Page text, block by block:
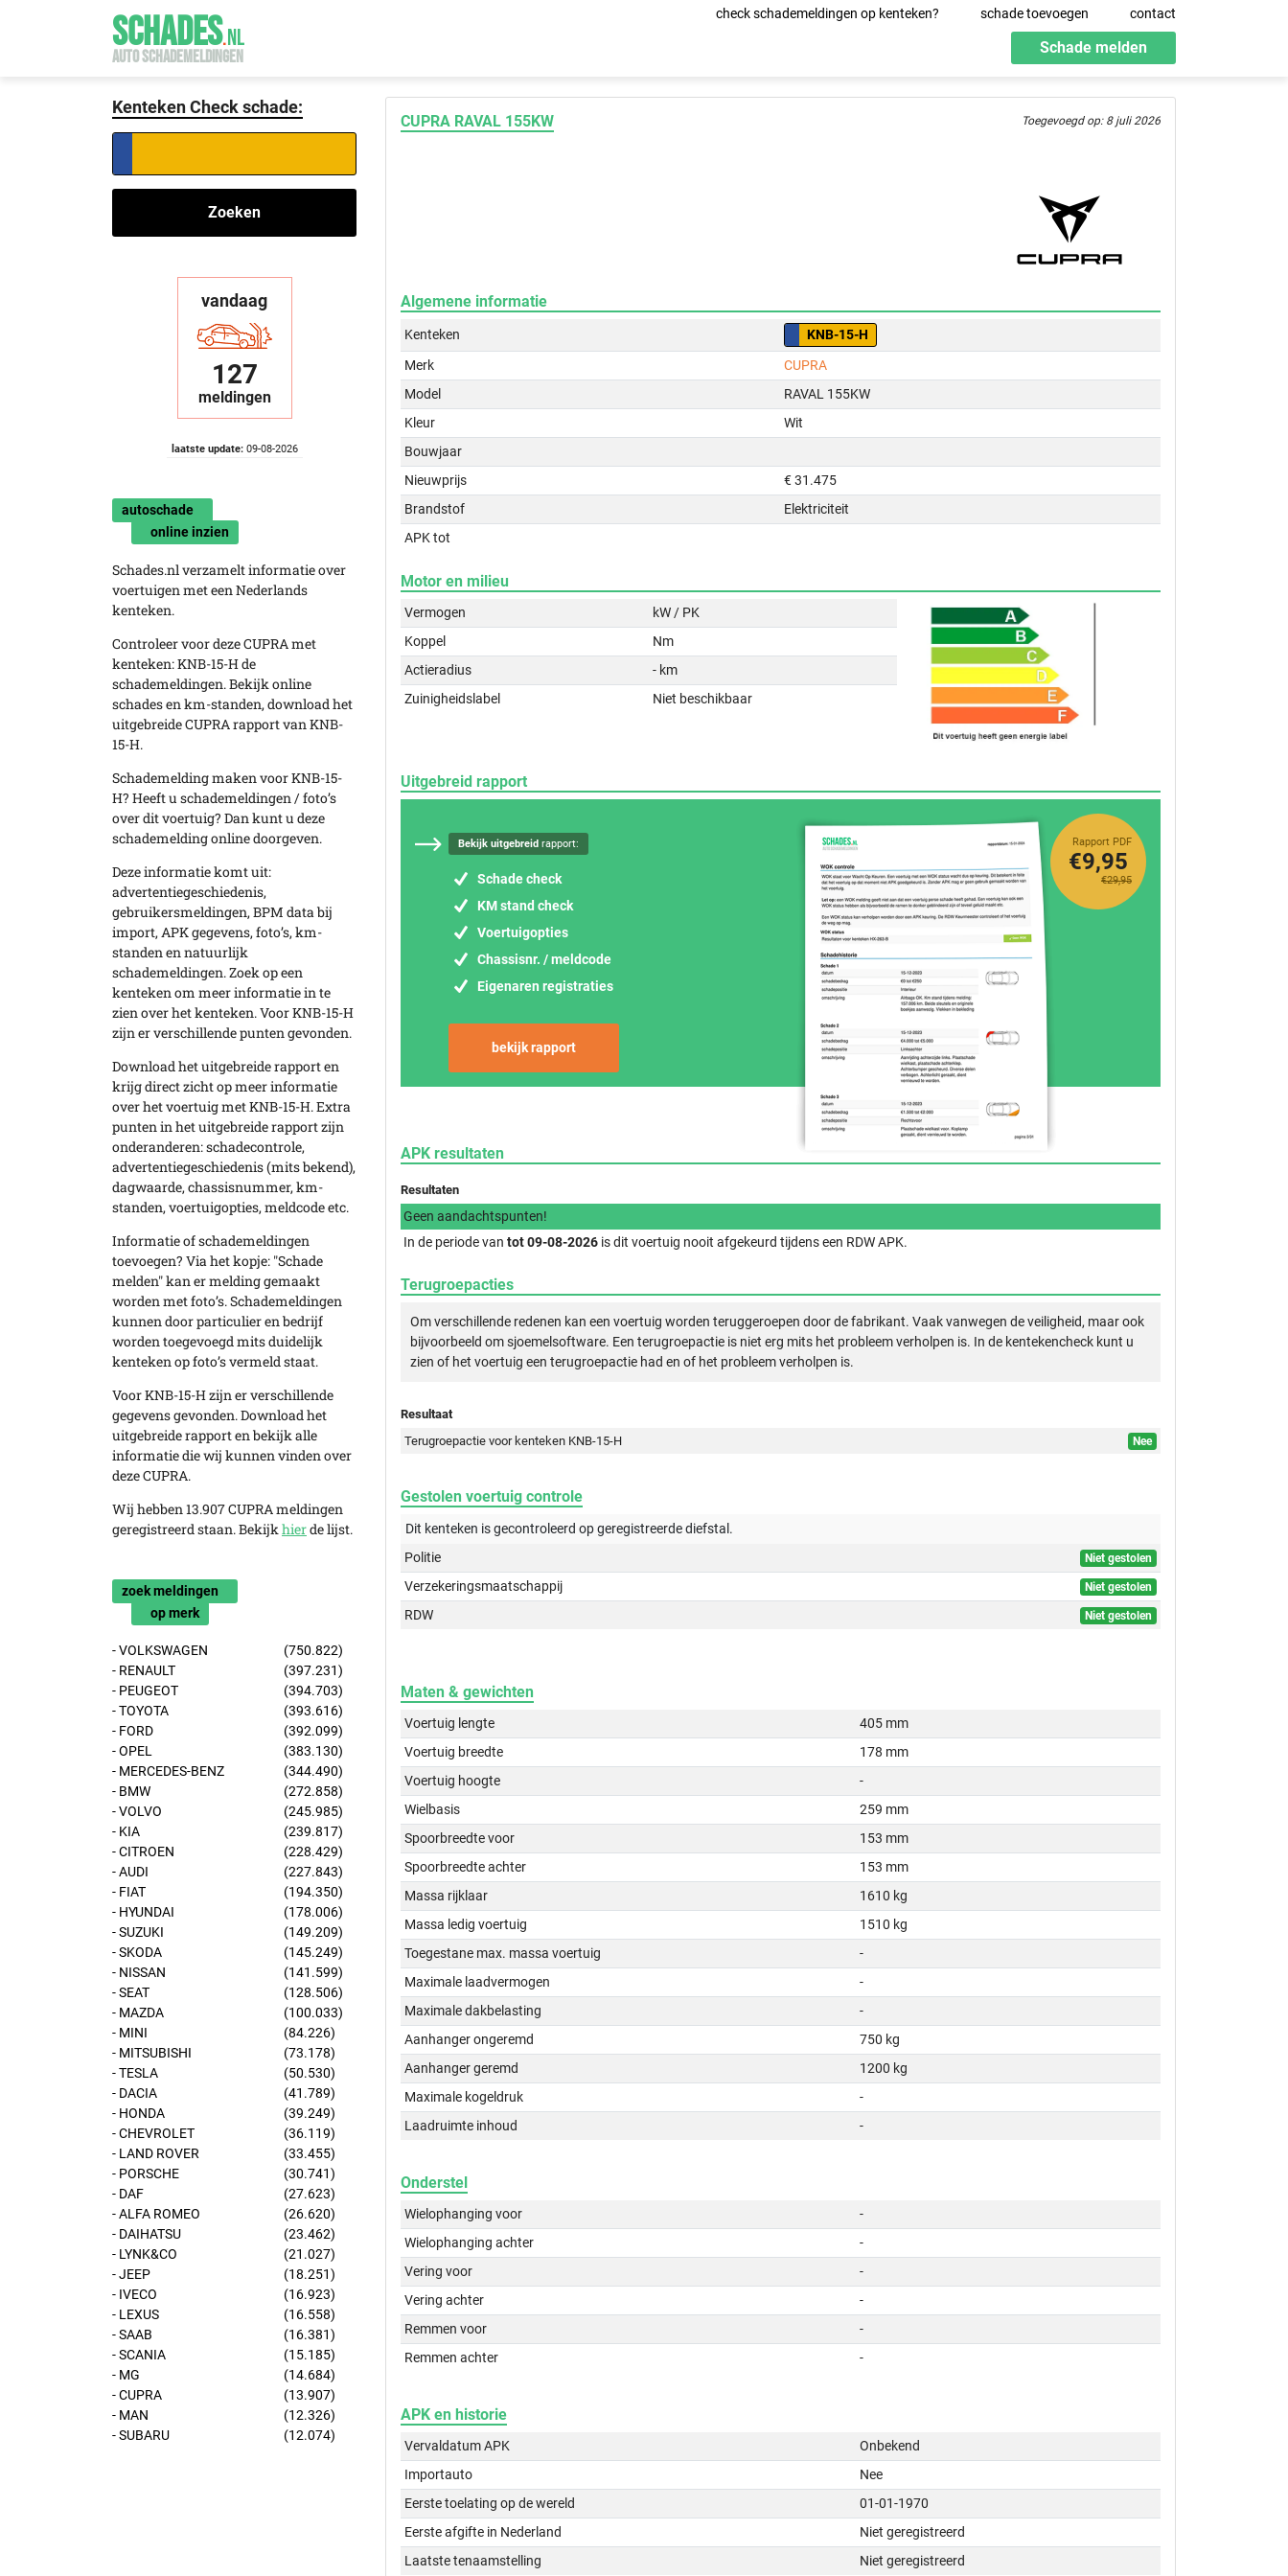
SCHADES.NL
AUTO SCHADEMELDINGEN
check schademeldingen op kenteken? schade toevoegen contact
Schade melden
Kenteken Check schade:
Zoeken
vandaag
127
meldingen
laatste update:09-08-2026
autoschade
online inzien
Schades.nl verzamelt informatie over
voertuigen met een Nederlands
kenteken.
Controleer voor deze CUPRA met
kenteken: KNB-15-H de
schademeldingen. Bekijk online
schades en km-standen, download het
uitgebreide CUPRA rapport van KNB-
15-H.
Schademelding maken voor KNB-15-
H? Heeft u schademeldingen / foto’s
over dit voertuig? Dan kunt u deze
schademelding online doorgeven.
Deze informatie komt uit:
advertentiegeschiedenis,
gebruikersmeldingen, BPM data bij
import, APK gegevens, foto’s, km-
standen en natuurlijk
schademeldingen. Zoek op een
kenteken om meer informatie in te
zien over het kenteken. Voor KNB-15-H
zijn er verschillende punten gevonden.
Download het uitgebreide rapport en
krijg direct zicht op meer informatie
over het voertuig met KNB-15-H. Extra
punten in het uitgebreide rapport zijn
onderanderen: schadecontrole,
advertentiegeschiedenis (mits bekend),
dagwaarde, chassisnummer, km-
standen, voertuigopties, meldcode etc.
Informatie of schademeldingen
toevoegen? Via het kopje: "Schade
melden" kan er melding gemaakt
worden met foto’s. Schademeldingen
kunnen door particulier en bedrijf
worden toegevoegd mits duidelijk
kenteken op foto’s vermeld staat.
Voor KNB-15-H zijn er verschillende
gegevens gevonden. Download het
uitgebreide rapport en bekijk alle
informatie die wij kunnen vinden over
deze CUPRA.
Wij hebben 13.907 CUPRA meldingen
geregistreerd staan. Bekijkhierde lijst.
zoek meldingen
op merk
- VOLKSWAGEN
(750.822)
- RENAULT
(397.231)
- PEUGEOT
(394.703)
- TOYOTA
(393.616)
- FORD
(392.099)
- OPEL
(383.130)
- MERCEDES-BENZ
(344.490)
- BMW
(272.858)
- VOLVO
(245.985)
- KIA
(239.817)
- CITROEN
(228.429)
- AUDI
(227.843)
- FIAT
(194.350)
- HYUNDAI
(178.006)
- SUZUKI
(149.209)
- SKODA
(145.249)
- NISSAN
(141.599)
- SEAT
(128.506)
- MAZDA
(100.033)
- MINI
(84.226)
- MITSUBISHI
(73.178)
- TESLA
(50.530)
- DACIA
(41.789)
- HONDA
(39.249)
- CHEVROLET
(36.119)
- LAND ROVER
(33.455)
- PORSCHE
(30.741)
- DAF
(27.623)
- ALFA ROMEO
(26.620)
- DAIHATSU
(23.462)
- LYNK&CO
(21.027)
- JEEP
(18.251)
- IVECO
(16.923)
- LEXUS
(16.558)
- SAAB
(16.381)
- SCANIA
(15.185)
- MG
(14.684)
- CUPRA
(13.907)
- MAN
(12.326)
- SUBARU
(12.074)
CUPRA RAVAL 155KW Toegevoegd op: 8 juli 2026
Algemene informatie
Kenteken
KNB-15-H
Merk
CUPRA
Model
RAVAL 155KW
Kleur
Wit
Bouwjaar
Nieuwprijs
€ 31.475
Brandstof
Elektriciteit
APK tot
Motor en milieu
Vermogen
kW / PK
Koppel
Nm
Actieradius
- km
Zuinigheidslabel
Niet beschikbaar
Uitgebreid rapport
Bekijk uitgebreid rapport:
Schade check
KM stand check
Voertuigopties
Chassisnr. / meldcode
Eigenaren registraties
bekijk rapport
Rapport PDF
€29,95
€9,95
APK resultaten
Resultaten
Geen aandachtspunten!
In de periode van tot 09-08-2026 is dit voertuig nooit afgekeurd tijdens een RDW APK.
Terugroepacties
Om verschillende redenen kan een voertuig worden teruggeroepen door de fabrikant. Vaak vanwegen de veiligheid, maar ook
bijvoorbeeld om sjoemelsoftware. Een terugroepactie is niet erg mits het probleem verholpen is. In de kentekencheck kunt u
zien of het voertuig een terugroepactie had en of het probleem verholpen is.
Resultaat
Terugroepactie voor kenteken KNB-15-H
Nee
Gestolen voertuig controle
Dit kenteken is gecontroleerd opgeregistreerdediefstal.
Politie
Niet gestolen
Verzekeringsmaatschappij Niet gestolen
RDW Niet gestolen
Maten & gewichten
Voertuig lengte
405 mm
Voertuig breedte
178 mm
Voertuig hoogte
-
Wielbasis
259 mm
Spoorbreedte voor
153 mm
Spoorbreedte achter
153 mm
Massa rijklaar
1610 kg
Massa ledig voertuig
1510 kg
Toegestane max. massa voertuig
-
Maximale laadvermogen
-
Maximale dakbelasting
-
Aanhanger ongeremd
750 kg
Aanhanger geremd
1200 kg
Maximale kogeldruk
-
Laadruimte inhoud
-
Onderstel
Wielophanging voor
-
Wielophanging achter
-
Vering voor
-
Vering achter
-
Remmen voor
-
Remmen achter
-
APK en historie
Vervaldatum APK
Onbekend
Importauto
Nee
Eerste toelating op de wereld
01-01-1970
Eerste afgifte in Nederland
Niet geregistreerd
Laatste tenaamstelling
Niet geregistreerd